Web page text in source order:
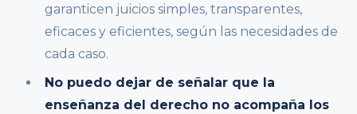
garanticen juicios simples, transparentes,
eficaces y eficientes, según las necesidades de
cada caso.
No puedo dejar de señalar que la
enseñanza del derecho no acompaña los